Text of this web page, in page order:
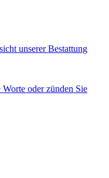
unserer Bestattung
Worte oder zünden Sie